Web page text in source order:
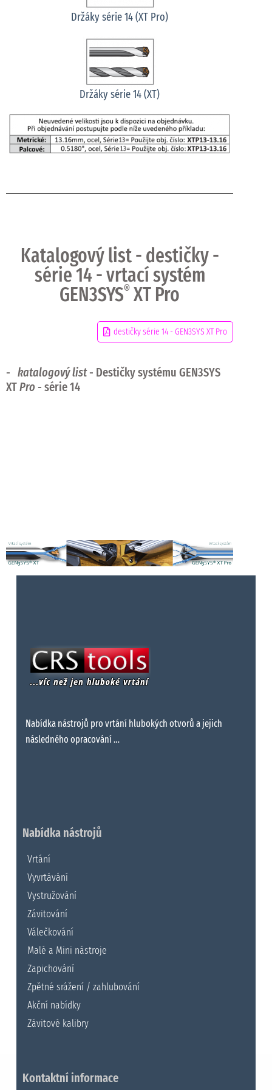
Držáky série 14 (XT Pro)
Držáky série 14 (XT)
Katalogový list - destičky -
série 14 - vrtací systém
GEN3SYS® XT Pro
destičky série 14 - GEN3SYS XT Pro
- katalogový list- Destičky systému GEN3SYS
XTPro - série 14
Nabídka nástrojů pro vrtání hlubokých otvorů a jejich
následného opracování …
Nabídka nástrojů
Vrtání
Vyvrtávání
Vystružování
Závitování
Válečkování
Malé a Mini nástroje
Zapichování
Zpětné srážení / zahlubování
Akční nabídky
Závitové kalibry
Kontaktní informace